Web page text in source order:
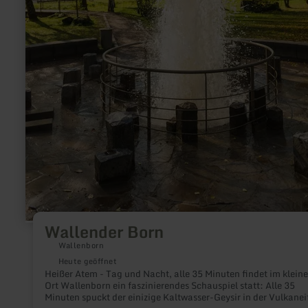
Wallender Born
Wallenborn
Heute geöffnet
Heißer Atem - Tag und Nacht, alle 35 Minuten findet im
Ort Wallenborn ein faszinierendes Schauspiel statt: Alle 35
Minuten spuckt der einizige Kaltwasser-Geysir in der